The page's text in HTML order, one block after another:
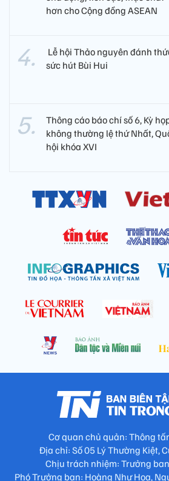
hơn cho Cộng đồng ASEAN
Lễ hội Thảo nguyên đánh
sức hút Bùi Hui
Thông cáo báo chí số 6, Kỳ
không thường lệ thứ Nhất,
hội khóa XVI
Cơ quan chủ quản: Thông
Địa chỉ: Số 05 Lý Thường Kiệt,
Chịu trách nhiệm: Trưởng
Phó Trưởng ban: Hoàng Như Hoa,